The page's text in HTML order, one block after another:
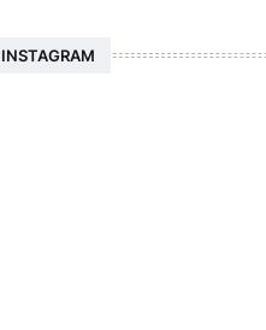
INSTAGRAM